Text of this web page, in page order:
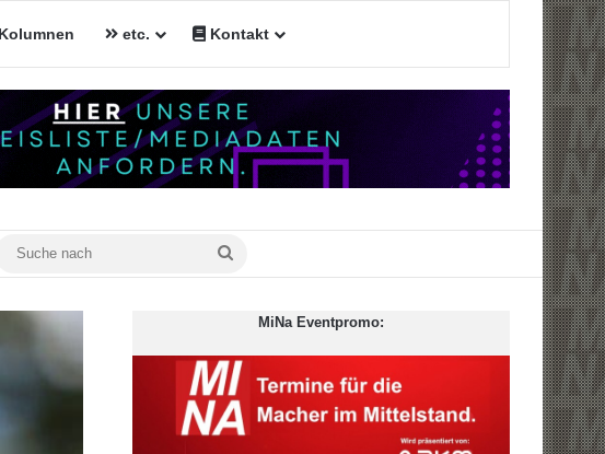
Kolumnen etc. Kontakt
umschalten
MiNa Eventpromo: